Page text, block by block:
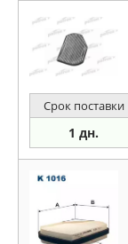
Срок поставки
1 дн.